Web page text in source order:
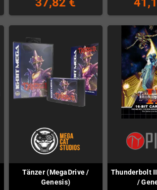
Tänzer (MegaDrive /
Genesis)
Thunderbolt
/